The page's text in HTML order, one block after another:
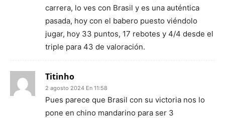
carrera, lo ves con Brasil y es una auténtica
pasada, hoy con el babero puesto viéndolo
jugar, hoy 33 puntos, 17 rebotes y 4/4 desde el
triple para 43 de valoración.
Titinho
2 agosto 2024 En 11:58
Pues parece que Brasil con su victoria nos lo
pone en chino mandarino para ser 3